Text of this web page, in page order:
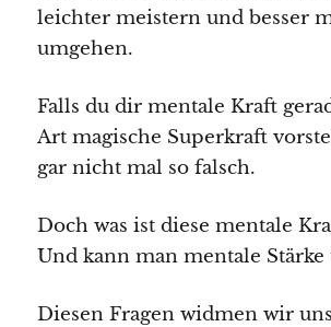
leichter meistern und besser
umgehen.
Falls du dir mentale Kraft
Art magische Superkraft
gar nicht mal so falsch.
Doch was ist diese mentale
Und kann man mentale
Diesen Fragen widmen wir